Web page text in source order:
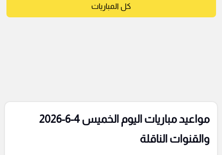
كل المباريات
مواعيد مباريات اليوم الخميس 4-6-2026
والقنوات الناقلة